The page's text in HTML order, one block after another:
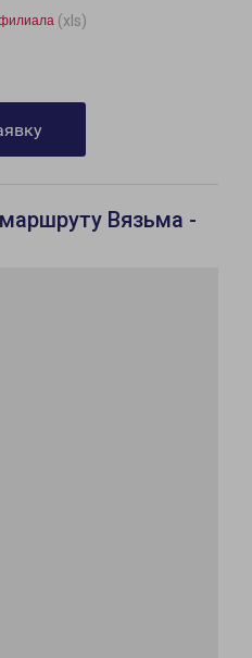
(xls)
Вязьма -